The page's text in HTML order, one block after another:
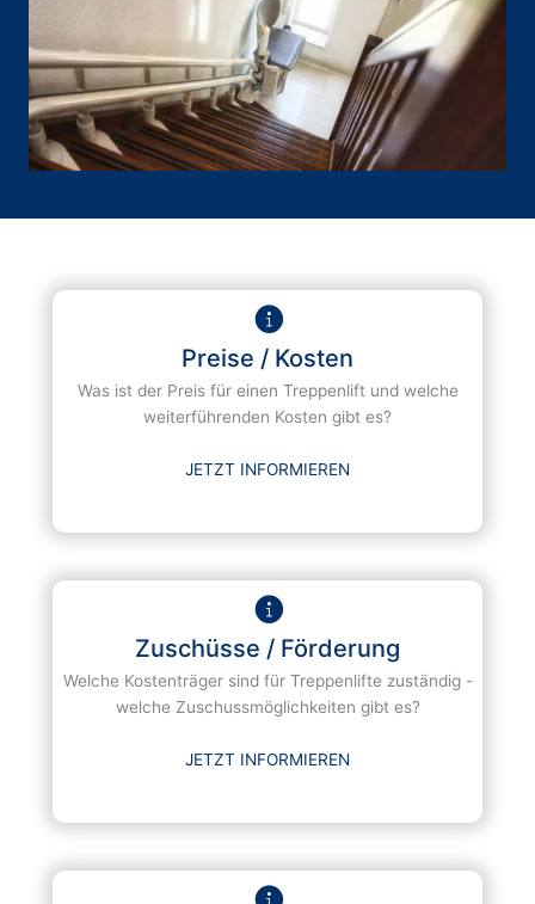
Preise / Kosten
Was ist der Preis für einen Treppenlift und welche
weiterführenden Kosten gibt es?
JETZT INFORMIEREN
Zuschüsse / Förderung
Welche Kostenträger sind für Treppenlifte zuständig -
welche Zuschussmöglichkeiten gibt es?
JETZT INFORMIEREN